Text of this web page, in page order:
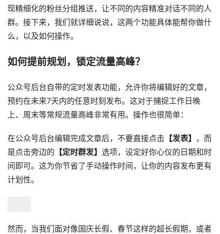
现精细化的粉丝分组推送，让不同的内容精准对话不同的人
群。接下来，我们就详细说说，这两个功能具体能帮你做什
么，以及如何操作。
如何提前规划，锁定流量高峰？
公众号后台自带的定时发表功能，允许你将编辑好的文章，
预约在未来7天内的任意时刻发布。这对于捕捉工作日晚
上、周末等常规流量高峰非常有用。操作也很简单：
在公众号后台编辑完成文章后，不要直接点击 【发表】
，而
是点击旁边的 【定时群发】 选项，设定好你心仪的日期和时
间即可。这为你节省了手动操作时间，让你的内容发布更有
计划性。
然而，当我们面对像国庆长假、春节这样的超长假期，或者